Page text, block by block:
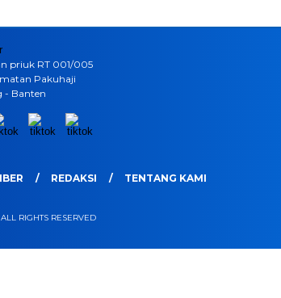
priuk RT 001/005
Pakuhaji
- Banten
REDAKSI TENTANG KAMI
RIGHTS RESERVED